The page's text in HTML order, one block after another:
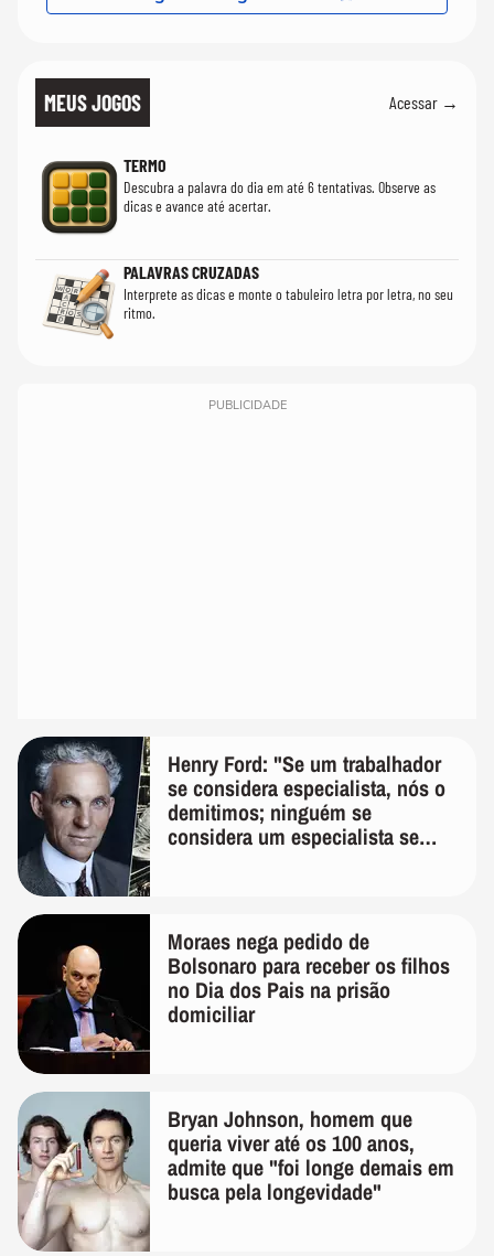
MEUS JOGOS Acessar →
TERMO
Descubra a palavra do dia em até 6 tentativas. Observe as
dicas e avance até acertar.
PALAVRAS CRUZADAS
Interprete as dicas e monte o tabuleiro letra por letra, no seu
ritmo.
PUBLICIDADE
Henry Ford: "Se um trabalhador
se considera especialista, nós o
demitimos; ninguém se
considera um especialista se
Moraes nega pedido de
Bolsonaro para receber os filhos
no Dia dos Pais na prisão
domiciliar
Bryan Johnson, homem que
queria viver até os 100 anos,
admite que "foi longe demais em
busca pela longevidade"